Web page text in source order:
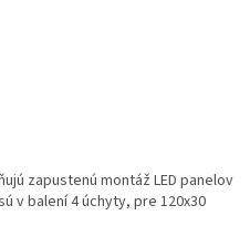
zapustenú montáž LED panelov
v balení 4 úchyty, pre 120x30